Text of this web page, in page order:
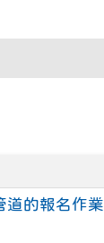
的報名作